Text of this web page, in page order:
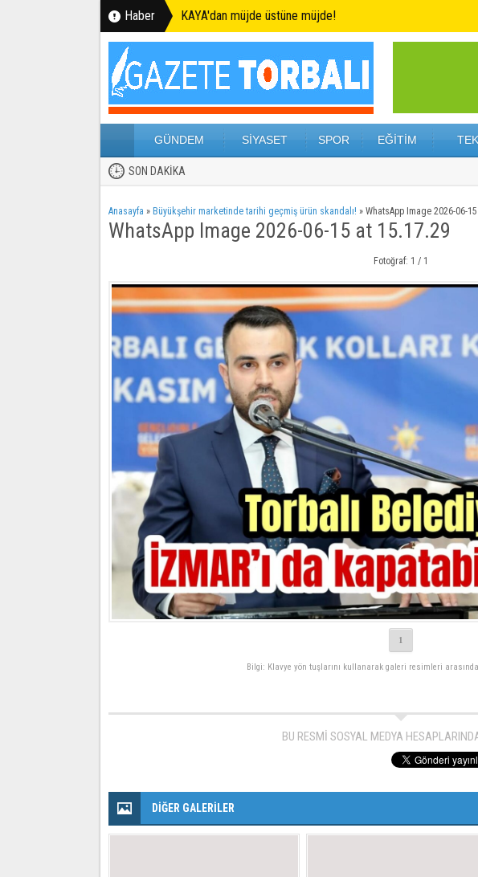
Haber KAYA'dan müjde üstüne müjde!
GÜNDEM SİYASET SPOR EĞİTİM
SON DAKİKA
Anasayfa » Büyükşehir marketinde tarihi geçmiş ürün skandalı! » WhatsApp Image 2026-06-
WhatsApp Image 2026-06-15 at 15.17.29
Fotoğraf: 1 / 1
1
Bilgi: Klavye yön tuşlarını kullanarak galeri resimleri
BU RESMİ SOSYAL MEDYA
DİĞER GALERİLER